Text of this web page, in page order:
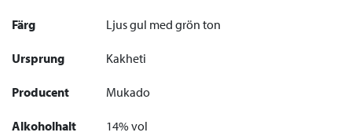
Färg Ljus gul med grön ton
Ursprung Kakheti
Producent Mukado
Alkoholhalt 14% vol